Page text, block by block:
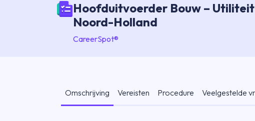
Hoofduitvoerder Bouw –
Noord-Holland
CareerSpot®
Omschrijving Vereisten Procedure Veelgestelde